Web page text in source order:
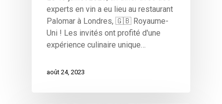
experts en vin a eu lieu au restaurant
Palomar à Londres, 🇬🇧 Royaume-
Uni ! Les invités ont profité d'une
expérience culinaire unique…
août 24, 2023